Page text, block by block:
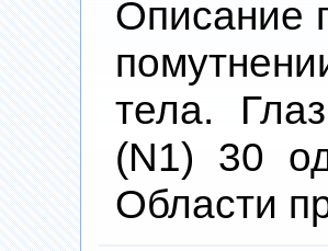
Описание
тела.
(N1) 30
Области